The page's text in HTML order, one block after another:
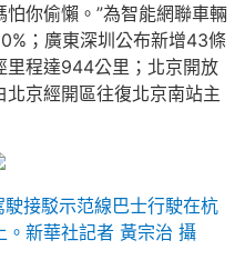
你偷懶。”為智能網聯車輛
；廣東深圳公布新增43條
里程達944公里；北京開放
京經開區往復北京南站主
接駁示范線巴士行駛在杭
新華社記者 黃宗治 攝